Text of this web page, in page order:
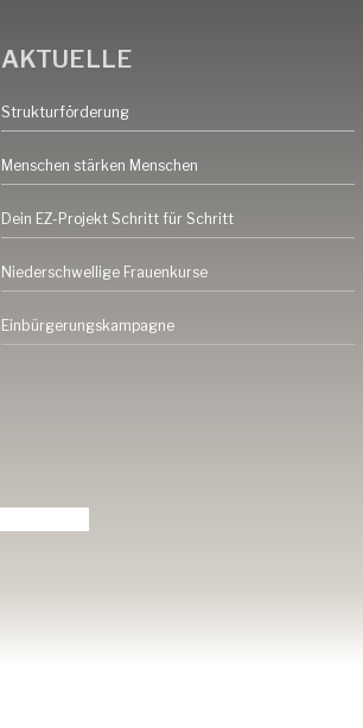
AKTUELLE
Strukturförderung
Menschen stärken Menschen
Dein EZ-Projekt Schritt für Schritt
Niederschwellige Frauenkurse
Einbürgerungskampagne